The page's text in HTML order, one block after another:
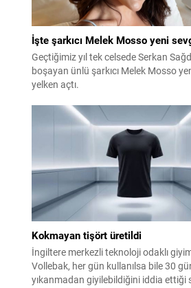
İşte şarkıcı Melek Mosso yeni
Geçtiğimiz yıl tek celsede Serkan
boşayan ünlü şarkıcı Melek Mosso
yelken açtı.
Kokmayan tişört üretildi
İngiltere merkezli teknoloji odaklı
Vollebak, her gün kullanılsa bile 30
yıkanmadan giyilebildiğini iddia ettiği